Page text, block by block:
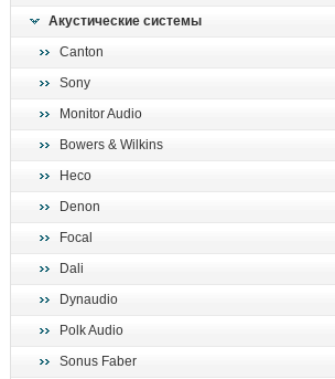
ресиверы, усилители
Акустические системы
Canton
Sony
Monitor Audio
Bowers & Wilkins
Heco
Denon
Focal
Dali
Dynaudio
Polk Audio
Sonus Faber